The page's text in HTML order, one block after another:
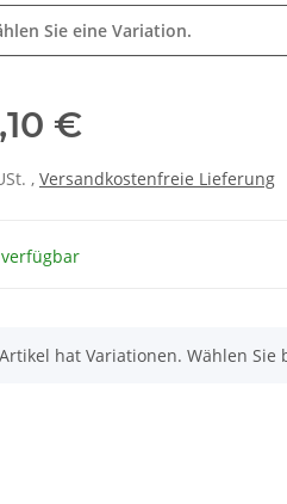
Sie eine Variation.
€
, Versandkostenfreie Lieferung
hat Variationen. Wählen